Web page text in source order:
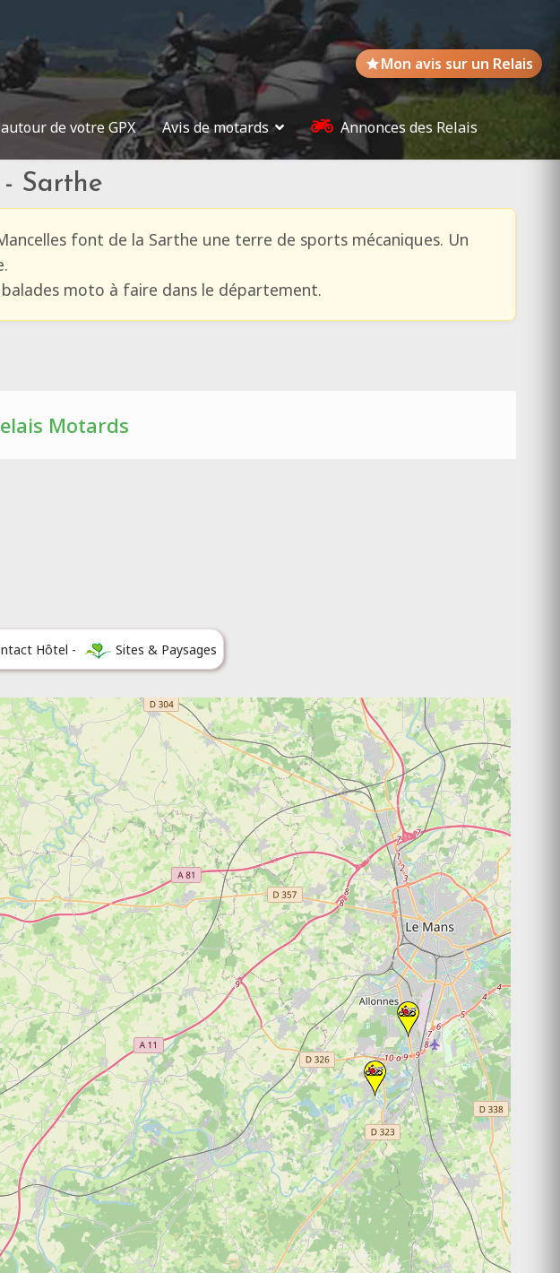
Mon avis sur un Relais
de votre GPX Avis de motards
Annonces des Relais
Sarthe
font de la Sarthe une terre de sports mécaniques. Un
moto à faire dans le département.
Motards
Hôtel - Sites & Paysages